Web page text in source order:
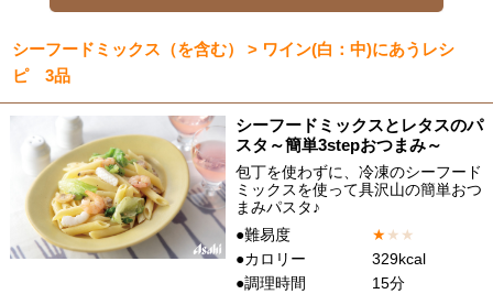
シーフードミックス（を含む） > ワイン(白：中)にあうレシ
ピ 3品
シーフードミックスとレタスのパ
スタ～簡単3stepおつまみ～
包丁を使わずに、冷凍のシーフード
ミックスを使って具沢山の簡単おつ
まみパスタ♪
●難易度
★★ ★
●カロリー
329kcal
●調理時間
15分